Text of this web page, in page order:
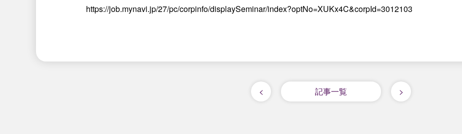
https://job.mynavi.jp/27/pc/corpinfo/displaySeminar/index?optNo=XUKx4C&corpId=3012103
< 記事一覧 >